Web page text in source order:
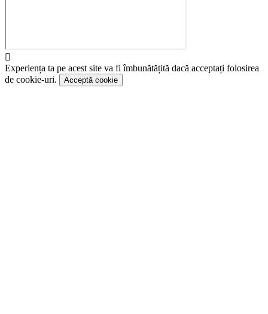
Experiența ta pe acest site va fi îmbunătățită dacă acceptați folosirea
de cookie-uri.
Acceptă cookie